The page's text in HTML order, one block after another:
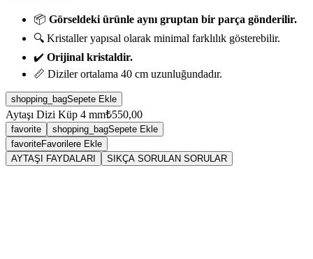
📦 Görseldeki ürünle aynı gruptan bir parça gönderilir.
🔍 Kristaller yapısal olarak minimal farklılık gösterebilir.
✔️ Orijinal kristaldir.
📏 Diziler ortalama 40 cm uzunluğundadır.
shopping_bagSepete Ekle
Aytaşı Dizi Küp 4 mm₺550,00
favorite shopping_bagSepete Ekle
favoriteFavorilere Ekle
AYTAŞI FAYDALARI
SIKÇA SORULAN SORULAR